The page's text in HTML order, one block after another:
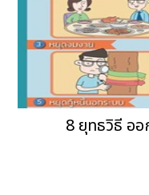
8 ยุทธวิธี ออ